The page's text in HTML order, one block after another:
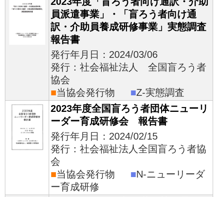
員派遣事業」・「盲ろう者向け通
訳・介助員養成研修事業」実態調査
報告書
発行年月日：2024/03/06
発行：社会福祉法人 全国盲ろう者
協会
■当協会発行物 ■Z-実態調査
2023年度全国盲ろう者団体ニューリ
ーダー育成研修会 報告書
発行年月日：2024/02/15
発行：社会福祉法人全国盲ろう者協
会
■当協会発行物 ■N-ニューリーダ
ー育成研修